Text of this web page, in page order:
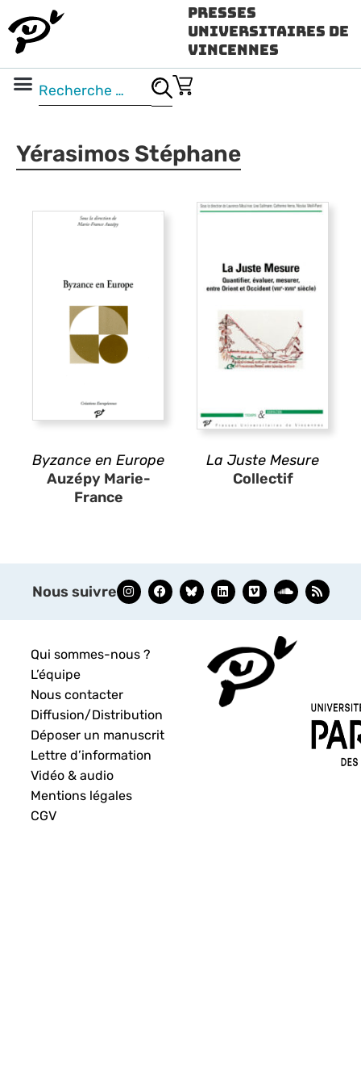
Presses
Universitaires de
Vincennes
Yérasimos Stéphane
Byzance en Europe
Auzépy Marie-
France
La Juste Mesure
Collectif
Nous suivre
Qui sommes-nous ?
L’équipe
Nous contacter
Diffusion/Distribution
Déposer un manuscrit
Lettre d’information
Vidéo & audio
Mentions légales
CGV